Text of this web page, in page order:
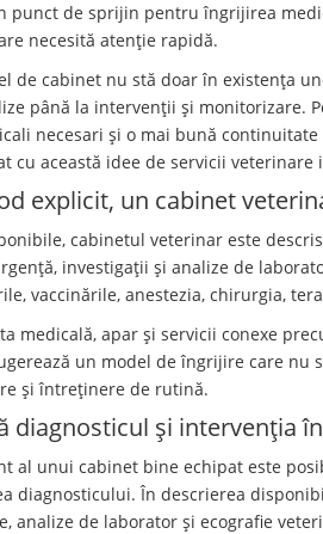
punct de sprijin pentru îngrijirea
necesită atenție rapidă.
de cabinet nu stă doar în existența
până la intervenții și monitorizare.
necesari și o mai bună
cu această idee de servicii veterinare
explicit, un cabinet
cabinetul veterinar este
investigații și analize de
vaccinările, anestezia, chirurgia,
medicală, apar și servicii conexe
un model de îngrijire care nu
și întreținere de rutină.
diagnosticul și intervenția
al unui cabinet bine echipat este
diagnosticului. În descrierea
analize de laborator și ecografie